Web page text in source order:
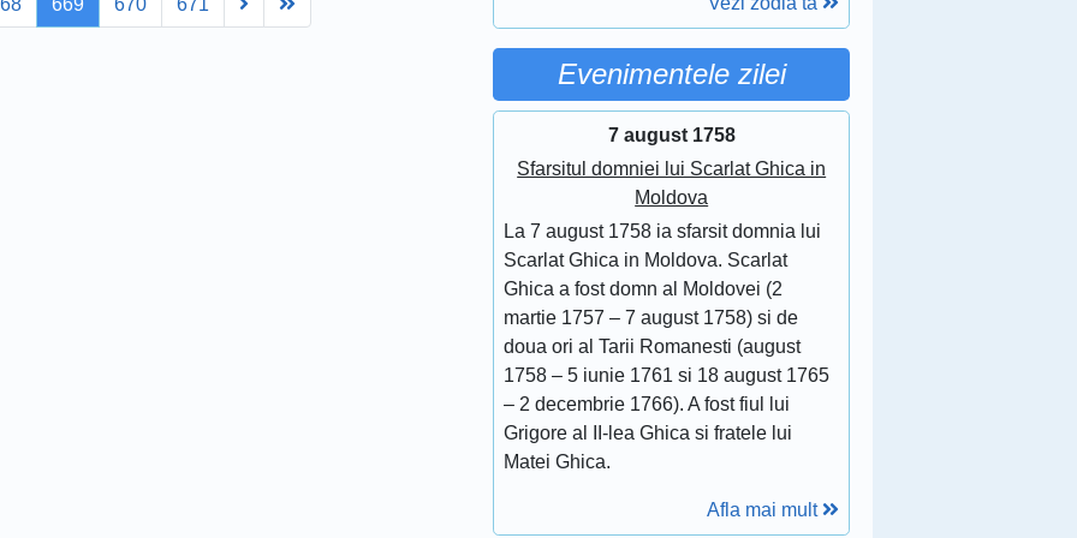
669 670 671
Evenimentele zilei
7 august 1758
Sfarsitul domniei lui Scarlat Ghica in
Moldova
La 7 august 1758 ia sfarsit domnia lui
Scarlat Ghica in Moldova. Scarlat
Ghica a fost domn al Moldovei (2
martie 1757 – 7 august 1758) si de
doua ori al Tarii Romanesti (august
1758 – 5 iunie 1761 si 18 august 1765
– 2 decembrie 1766). A fost fiul lui
Grigore al II-lea Ghica si fratele lui
Matei Ghica.
Afla mai mult